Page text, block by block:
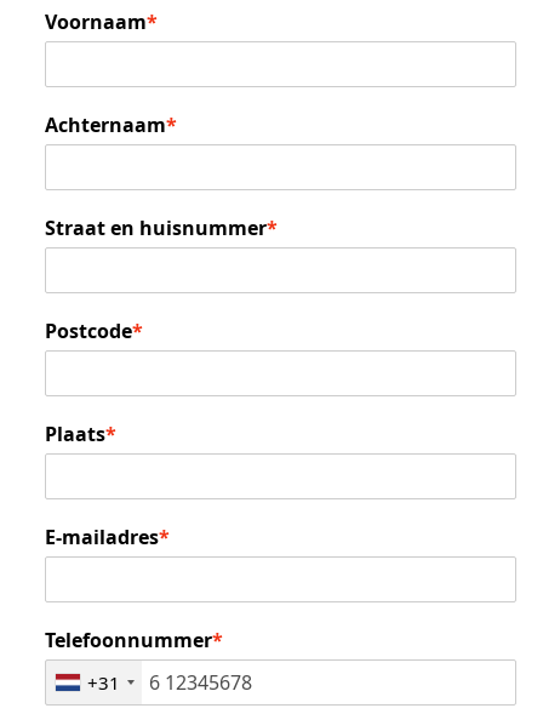
Voornaam*
Achternaam*
Straat en huisnummer*
Postcode*
Plaats*
E-mailadres*
Telefoonnummer*
+31